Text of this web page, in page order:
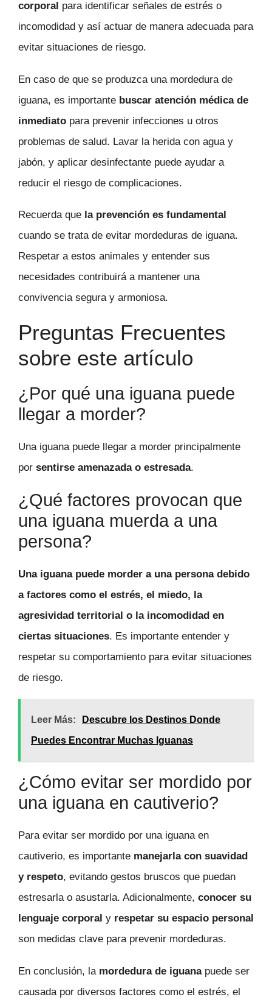
corporal para identificar señales de estrés o
incomodidad y así actuar de manera adecuada para
evitar situaciones de riesgo.
En caso de que se produzca una mordedura de
iguana, es importante buscar atención médica de
inmediato para prevenir infecciones u otros
problemas de salud. Lavar la herida con agua y
jabón, y aplicar desinfectante puede ayudar a
reducir el riesgo de complicaciones.
Recuerda que la prevención es fundamental
cuando se trata de evitar mordeduras de iguana.
Respetar a estos animales y entender sus
necesidades contribuirá a mantener una
convivencia segura y armoniosa.
Preguntas Frecuentes
sobre este artículo
¿Por qué una iguana puede
llegar a morder?
Una iguana puede llegar a morder principalmente
por sentirse amenazada o estresada.
¿Qué factores provocan que
una iguana muerda a una
persona?
Una iguana puede morder a una persona debido
a factores como el estrés, el miedo, la
agresividad territorial o la incomodidad en
ciertas situaciones. Es importante entender y
respetar su comportamiento para evitar situaciones
de riesgo.
Leer Más:
Descubre los Destinos Donde
Puedes Encontrar Muchas Iguanas
¿Cómo evitar ser mordido por
una iguana en cautiverio?
Para evitar ser mordido por una iguana en
cautiverio, es importante manejarla con suavidad
y respeto, evitando gestos bruscos que puedan
estresarla o asustarla. Adicionalmente, conocer su
lenguaje corporal y respetar su espacio personal
son medidas clave para prevenir mordeduras.
En conclusión, la mordedura de iguanapuede ser
causada por diversos factores como el estrés, el